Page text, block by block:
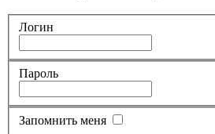
Логин
Пароль
Запомнить меня